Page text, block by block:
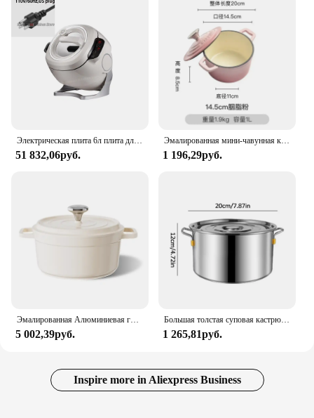
51 832,06руб.
Эмалированная мини-чавунная кастрюля, голландская духовка, 1,5 литра для приготовления пищи, запеканка для хлеба, тяжелый горшок для молока, кухонный горшок для тушения
1 196,29руб.
5 002,39руб.
Большая толстая суповая кастрюля из нержавеющей стали с ручкой и крышкой, большая емкость, ведро, емкость для воды, бытовые кухонные кастрюли для шеф-повара
1 265,81руб.
Inspire more in Aliexpress Business